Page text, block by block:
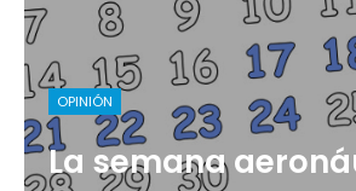
OPINIÓN
La semana